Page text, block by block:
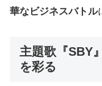
華なビジネスバトル
主題歌『SBY
を彩る